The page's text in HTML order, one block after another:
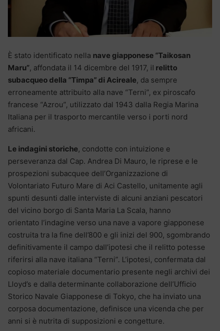
È stato identificato nella nave giapponese “Taikosan
Maru”, affondata il 14 dicembre del 1917, il relitto
subacqueo della “Timpa” di Acireale, da sempre
erroneamente attribuito alla nave “Terni”, ex piroscafo
francese “Azrou”, utilizzato dal 1943 dalla Regia Marina
Italiana per il trasporto mercantile verso i porti nord
africani.
Le indagini storiche, condotte con intuizione e
perseveranza dal Cap. Andrea Di Mauro, le riprese e le
prospezioni subacquee dell’Organizzazione di
Volontariato Futuro Mare di Aci Castello, unitamente agli
spunti desunti dalle interviste di alcuni anziani pescatori
del vicino borgo di Santa Maria La Scala, hanno
orientato l’indagine verso una nave a vapore giapponese
costruita tra la fine dell’800 e gli inizi del 900, sgombrando
definitivamente il campo dall’ipotesi che il relitto potesse
riferirsi alla nave italiana “Terni”. L’ipotesi, confermata dal
copioso materiale documentario presente negli archivi dei
Lloyd’s e dalla determinante collaborazione dell’Ufficio
Storico Navale Giapponese di Tokyo, che ha inviato una
corposa documentazione, definisce una vicenda che per
anni si è nutrita di supposizioni e congetture.